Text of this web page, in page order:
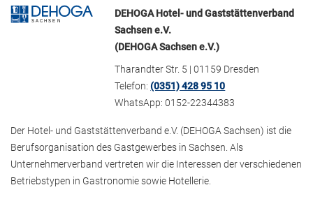
DEHOGA Hotel- und Gaststättenverband
Sachsen e.V.
(DEHOGA Sachsen e.V.)
Tharandter Str. 5 | 01159 Dresden
Telefon:(0351) 428 95 10
WhatsApp: 0152-22344383
Der Hotel- und Gaststättenverband e.V. (DEHOGA Sachsen) ist die
Berufsorganisation des Gastgewerbes in Sachsen. Als
Unternehmerverband vertreten wir die Interessen der verschiedenen
Betriebstypen in Gastronomie sowie Hotellerie.